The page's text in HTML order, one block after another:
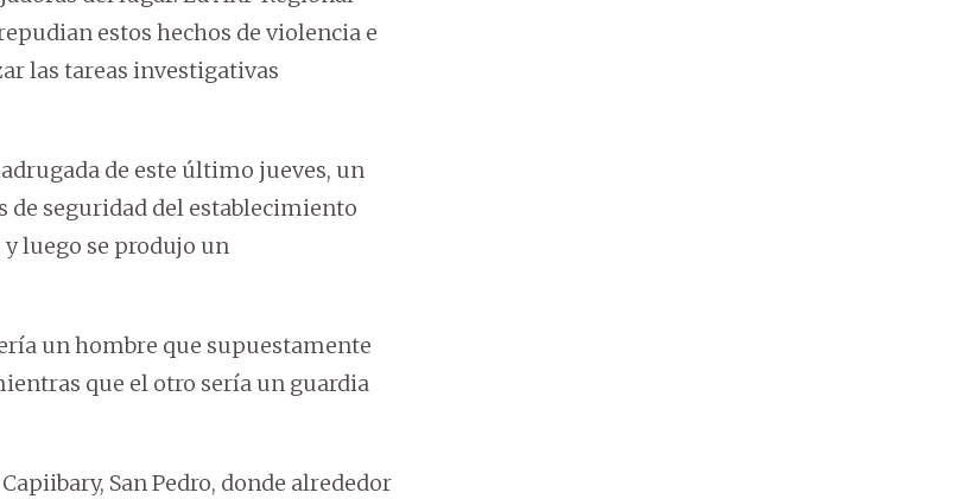
estos hechos de violencia e
las tareas investigativas
de este último jueves, un
de seguridad del establecimiento
luego se produjo un
un hombre que supuestamente
que el otro sería un guardia
San Pedro, donde alrededor